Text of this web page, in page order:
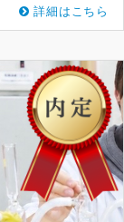
詳細はこちら